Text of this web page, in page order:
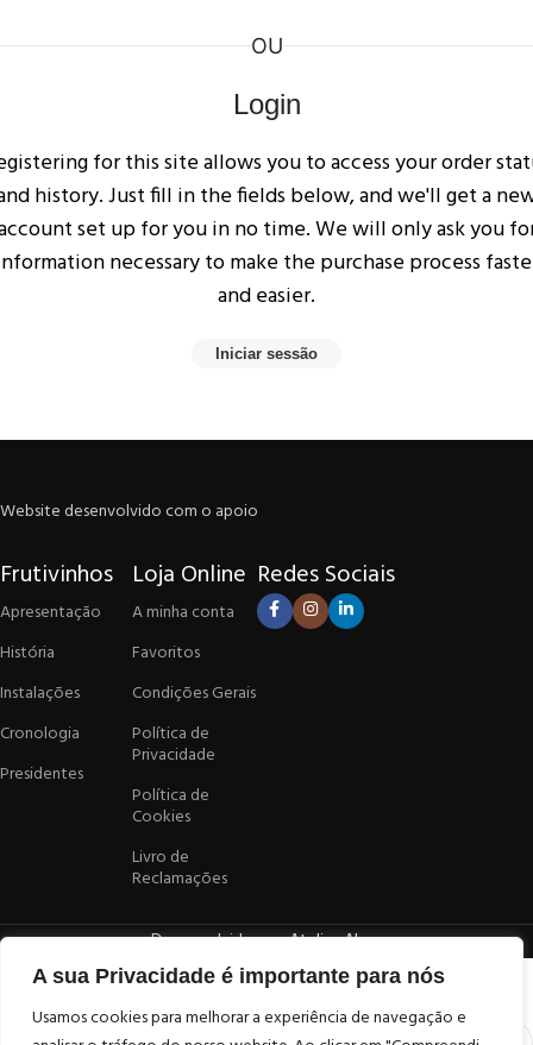
A sua Privacidade é importante para nós
Usamos cookies para melhorar a experiência de navegação e
OU
Login
for this site allows you to access your order
history. Just fill in the fields below, and we'll get a
set up for you in no time. We will only ask you
necessary to make the purchase process
and easier.
Iniciar sessão
Website desenvolvido com o apoio
Frutivinhos
Apresentação
História
Instalações
Cronologia
Presidentes
Loja Online
A minha conta
Favoritos
Condições Gerais
Política de
Privacidade
Política de
Cookies
Livro de
Reclamações
Redes Sociais
Desenvolvido porAtelier Alves
Confirmação da Idade